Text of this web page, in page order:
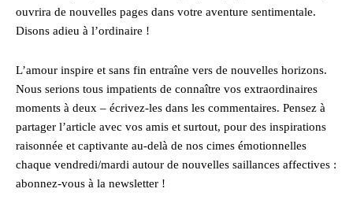
ouvrira de nouvelles pages dans votre aventure sentimentale.
Disons adieu à l’ordinaire !
L’amour inspire et sans fin entraîne vers de nouvelles horizons.
Nous serions tous impatients de connaître vos extraordinaires
moments à deux – écrivez-les dans les commentaires. Pensez à
partager l’article avec vos amis et surtout, pour des inspirations
raisonnée et captivante au-delà de nos cimes émotionnelles
chaque vendredi/mardi autour de nouvelles saillances affectives :
abonnez-vous à la newsletter !